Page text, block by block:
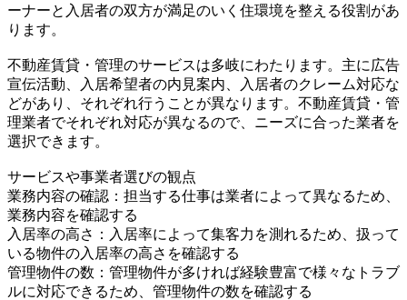
ーナーと入居者の双方が満足のいく住環境を整える役割があ
ります。
不動産賃貸・管理のサービスは多岐にわたります。主に広告
宣伝活動、入居希望者の内見案内、入居者のクレーム対応な
どがあり、それぞれ行うことが異なります。不動産賃貸・管
理業者でそれぞれ対応が異なるので、ニーズに合った業者を
選択できます。
サービスや事業者選びの観点
業務内容の確認：担当する仕事は業者によって異なるため、
業務内容を確認する
入居率の高さ：入居率によって集客力を測れるため、扱って
いる物件の入居率の高さを確認する
管理物件の数：管理物件が多ければ経験豊富で様々なトラブ
ルに対応できるため、管理物件の数を確認する